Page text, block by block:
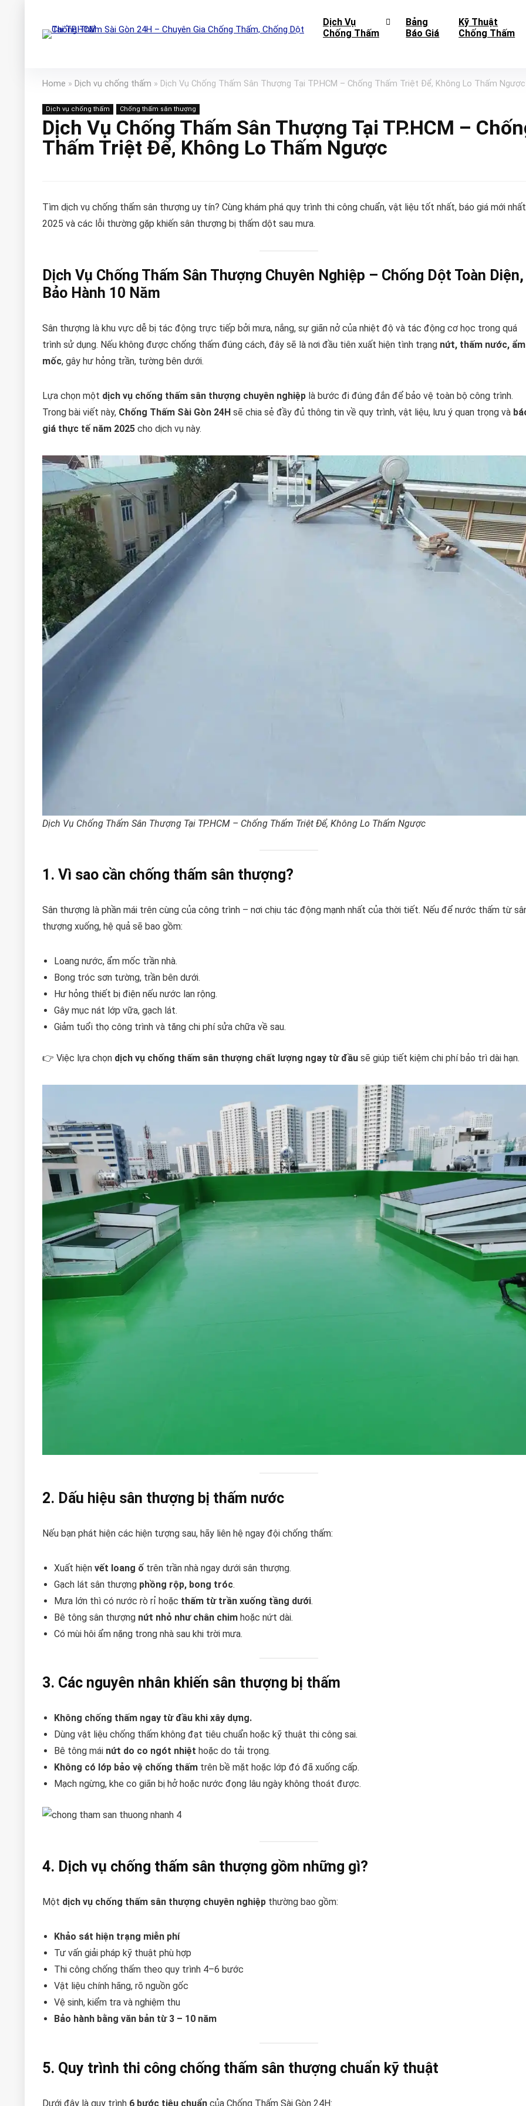
Dịch Vụ
Chống Thấm
Bảng
Báo Giá
Kỹ Thuật
Chống Thấm
Home » Dịch vụ chống thấm » Dịch Vụ Chống Thấm Sân Thượng Tại TP.HCM – Chống Thấm Triệt Để, Không Lo Thấm Ngược
Dịch vụ chống thấm Chống thấm sân thượng
Dịch Vụ Chống Thấm Sân Thượng Tại TP.HCM –
Thấm Triệt Để, Không Lo Thấm Ngược
Tìm dịch vụ chống thấm sân thượng uy tín? Cùng khám phá quy trình thi công chuẩn, vật liệu tốt nhất, báo giá mới nhất
2025 và các lỗi thường gặp khiến sân thượng bị thấm dột sau mưa.
Dịch Vụ Chống Thấm Sân Thượng Chuyên Nghiệp – Chống Dột Toàn Diện,
Bảo Hành 10 Năm
Sân thượng là khu vực dễ bị tác động trực tiếp bởi mưa, nắng, sự giãn nở của nhiệt độ và tác động cơ học trong quá
trình sử dụng. Nếu không được chống thấm đúng cách, đây sẽ là nơi đầu tiên xuất hiện tình trạng nứt, thấm nước, ẩm
mốc, gây hư hỏng trần, tường bên dưới.
Lựa chọn một dịch vụ chống thấm sân thượng chuyên nghiệp là bước đi đúng đắn để bảo vệ toàn bộ công trình.
Trong bài viết này, Chống Thấm Sài Gòn 24H sẽ chia sẻ đầy đủ thông tin về quy trình, vật liệu, lưu ý quan trọng và
giá thực tế năm 2025 cho dịch vụ này.
Dịch Vụ Chống Thấm Sân Thượng Tại TP.HCM – Chống Thấm Triệt Để, Không Lo Thấm Ngược
1. Vì sao cần chống thấm sân thượng?
Sân thượng là phần mái trên cùng của công trình – nơi chịu tác động mạnh nhất của thời tiết. Nếu để nước thấm từ
thượng xuống, hệ quả sẽ bao gồm:
Loang nước, ẩm mốc trần nhà.
Bong tróc sơn tường, trần bên dưới.
Hư hỏng thiết bị điện nếu nước lan rộng.
Gây mục nát lớp vữa, gạch lát.
Giảm tuổi thọ công trình và tăng chi phí sửa chữa về sau.
👉 Việc lựa chọn dịch vụ chống thấm sân thượng chất lượng ngay từ đầu sẽ giúp tiết kiệm chi phí bảo trì dài hạn.
2. Dấu hiệu sân thượng bị thấm nước
Nếu bạn phát hiện các hiện tượng sau, hãy liên hệ ngay đội chống thấm:
Xuất hiện vết loang ố trên trần nhà ngay dưới sân thượng.
Gạch lát sân thượng phồng rộp, bong tróc.
Mưa lớn thì có nước rò rỉ hoặc thấm từ trần xuống tầng dưới.
Bê tông sân thượng nứt nhỏ như chân chim hoặc nứt dài.
Có mùi hôi ẩm nặng trong nhà sau khi trời mưa.
3. Các nguyên nhân khiến sân thượng bị thấm
Không chống thấm ngay từ đầu khi xây dựng.
Dùng vật liệu chống thấm không đạt tiêu chuẩn hoặc kỹ thuật thi công sai.
Bê tông mái nứt do co ngót nhiệt hoặc do tải trọng.
Không có lớp bảo vệ chống thấm trên bề mặt hoặc lớp đó đã xuống cấp.
Mạch ngừng, khe co giãn bị hở hoặc nước đọng lâu ngày không thoát được.
4. Dịch vụ chống thấm sân thượng gồm những gì?
Một dịch vụ chống thấm sân thượng chuyên nghiệp thường bao gồm:
Khảo sát hiện trạng miễn phí
Tư vấn giải pháp kỹ thuật phù hợp
Thi công chống thấm theo quy trình 4–6 bước
Vật liệu chính hãng, rõ nguồn gốc
Vệ sinh, kiểm tra và nghiệm thu
Bảo hành bằng văn bản từ 3 – 10 năm
5. Quy trình thi công chống thấm sân thượng chuẩn kỹ thuật
Dưới đây là quy trình 6 bước tiêu chuẩn của Chống Thấm Sài Gòn 24H: